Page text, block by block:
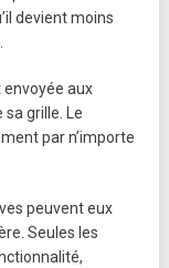
devient moins
envoyée aux
sa grille. Le
par n’importe
peuvent eux
Seules les